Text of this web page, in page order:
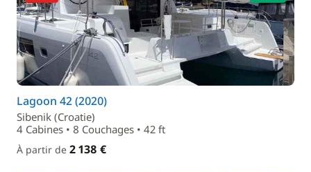
Lagoon 42 (2020)
Sibenik (Croatie)
4 Cabines • 8 Couchages • 42 ft
À partir de 2 138 €